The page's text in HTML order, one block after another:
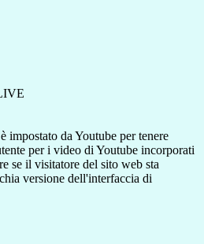
impostato da Youtube per tenere
per i video di Youtube incorporati
se il visitatore del sito web sta
versione dell'interfaccia di